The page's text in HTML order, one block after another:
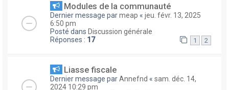
Modules de la communauté
Dernier message parmeap « jeu. févr. 13, 2025
6:50 pm
Posté dans Discussion générale
Réponses : 17 1 2
Liasse fiscale
Dernier message parAnnefnd « sam. déc. 14,
2024 10:29 pm